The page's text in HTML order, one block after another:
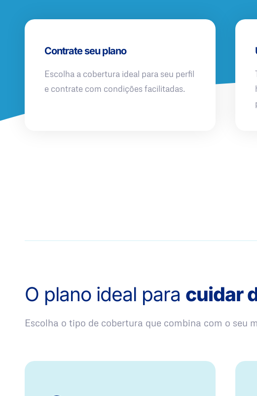
Contrate seu plano
Escolha a cobertura ideal para seu perfil
e contrate com condições facilitadas.
O plano ideal para cuidar
Escolha o tipo de cobertura que combina com o seu